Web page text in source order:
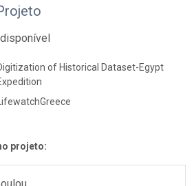
of Historical Dataset-Egypt
LifewatchGreece
projeto: